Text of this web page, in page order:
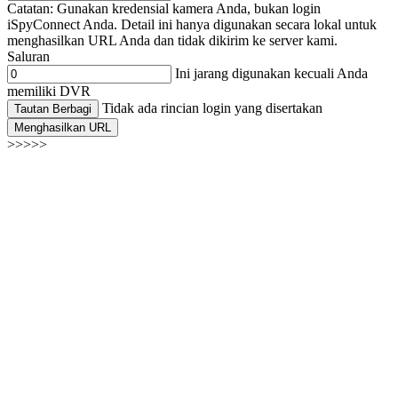
Catatan: Gunakan kredensial kamera Anda, bukan login
iSpyConnect Anda. Detail ini hanya digunakan secara lokal untuk
menghasilkan URL Anda dan tidak dikirim ke server kami.
Saluran
Ini jarang digunakan kecuali Anda
memiliki DVR
Tautan Berbagi Tidak ada rincian login yang disertakan
Menghasilkan URL
>>>>>